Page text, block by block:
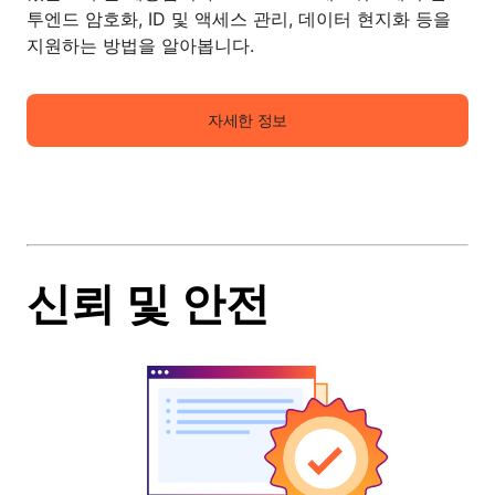
투엔드 암호화, ID 및 액세스 관리, 데이터 현지화 등을
지원하는 방법을 알아봅니다.
자세한 정보
신뢰 및 안전